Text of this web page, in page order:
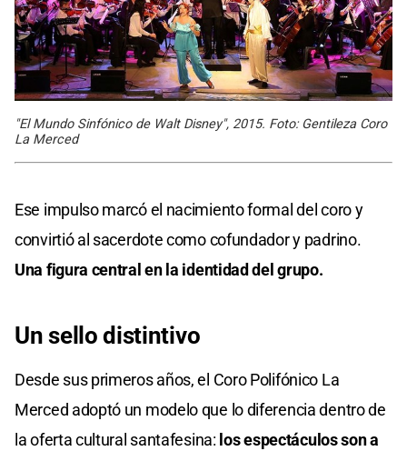
"El Mundo Sinfónico de Walt Disney", 2015. Foto: Gentileza Coro
La Merced
Ese impulso marcó el nacimiento formal del coro y
convirtió al sacerdote como cofundador y padrino.
Una figura central en la identidad del grupo.
Un sello distintivo
Desde sus primeros años, el Coro Polifónico La
Merced adoptó un modelo que lo diferencia dentro de
la oferta cultural santafesina: los espectáculos son a